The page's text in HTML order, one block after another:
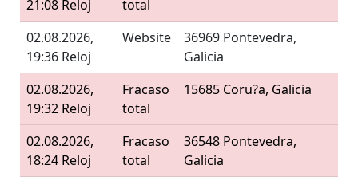
21:08 Reloj
total
02.08.2026,
19:36 Reloj
Website
36969 Pontevedra,
Galicia
02.08.2026,
19:32 Reloj
Fracaso
total
15685 Coru?a, Galicia
02.08.2026,
18:24 Reloj
Fracaso
total
36548 Pontevedra,
Galicia